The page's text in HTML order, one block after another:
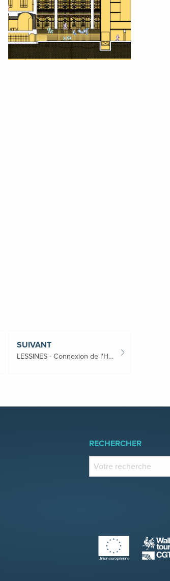
SUIVANT
LESSINES - Connexion de l'Hôpital Notre-Dame à la Rose à la ville
RECHERCHER